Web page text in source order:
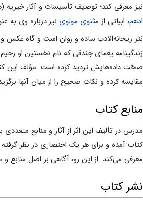
نیز معرفی کند؛ توصیف تأسیسات و آثار خیریه
ادهم، ابیاتی از مثنوی مولوی نیز درباره وی به‌
نثر ریحانه‌الادب ساده و روان است و گاه عکس
زندگینامه یغمای جندقی که نام نخستین او
صحّت داده‌هایش تردید کرده است. مؤلف این
مقایسه کرده و نکات صحیح را از میان آنها
منابع کتاب
مدرس در تألیف این اثر از آثار و منابع
کتاب آمده و برای هر یک اختصاری در نظر
معرفی می‌کند. از این رو، آگاهی بر اصل منابع
نشر کتاب